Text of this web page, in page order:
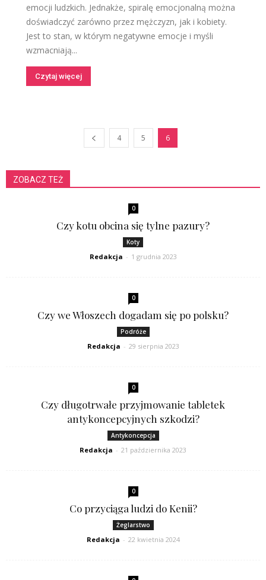
emocji ludzkich. Jednakże, spiralę emocjonalną można
doświadczyć zarówno przez mężczyzn, jak i kobiety.
Jest to stan, w którym negatywne emocje i myśli
wzmacniają...
Czytaj więcej
4 5 6
ZOBACZ TEŻ
0
Czy kotu obcina się tylne pazury?
Koty
Redakcja - 1 grudnia 2023
0
Czy we Włoszech dogadam się po polsku?
Podróże
Redakcja - 29 sierpnia 2023
0
Czy długotrwałe przyjmowanie tabletek
antykoncepcyjnych szkodzi?
Antykoncepcja
Redakcja - 21 października 2023
0
Co przyciąga ludzi do Kenii?
Żeglarstwo
Redakcja - 22 kwietnia 2024